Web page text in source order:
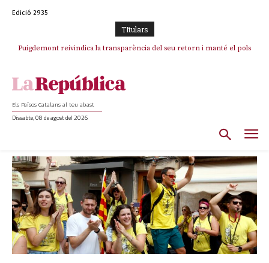
Edició 2935
TItulars
Puigdemont reivindica la transparència del seu retorn i manté el pols
Els Països Catalans al teu abast
Dissabte, 08 de agost del 2026